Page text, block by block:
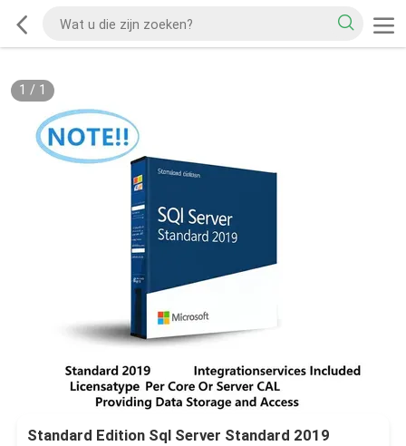
1 / 1
Standard Edition Sql Server Standard 2019